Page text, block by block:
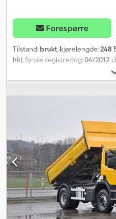
Forespørre
Tilstand: brukt, kjørelengde:248
hk), første registrering:04/2012,
,
315/80 R22,5,
850 mm, Utstyr:
antispinnsystem, cruise
tilhengerkobling,